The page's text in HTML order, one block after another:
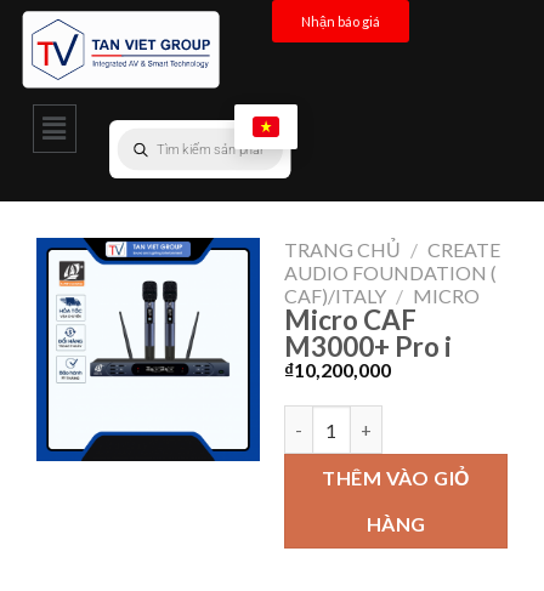
Nhận báo giá
TRANG CHỦ / CREATE
AUDIO FOUNDATION (
CAF)/ITALY / MICRO
Micro CAF
M3000+ Pro i
₫10,200,000
THÊM VÀO GIỎ
HÀNG